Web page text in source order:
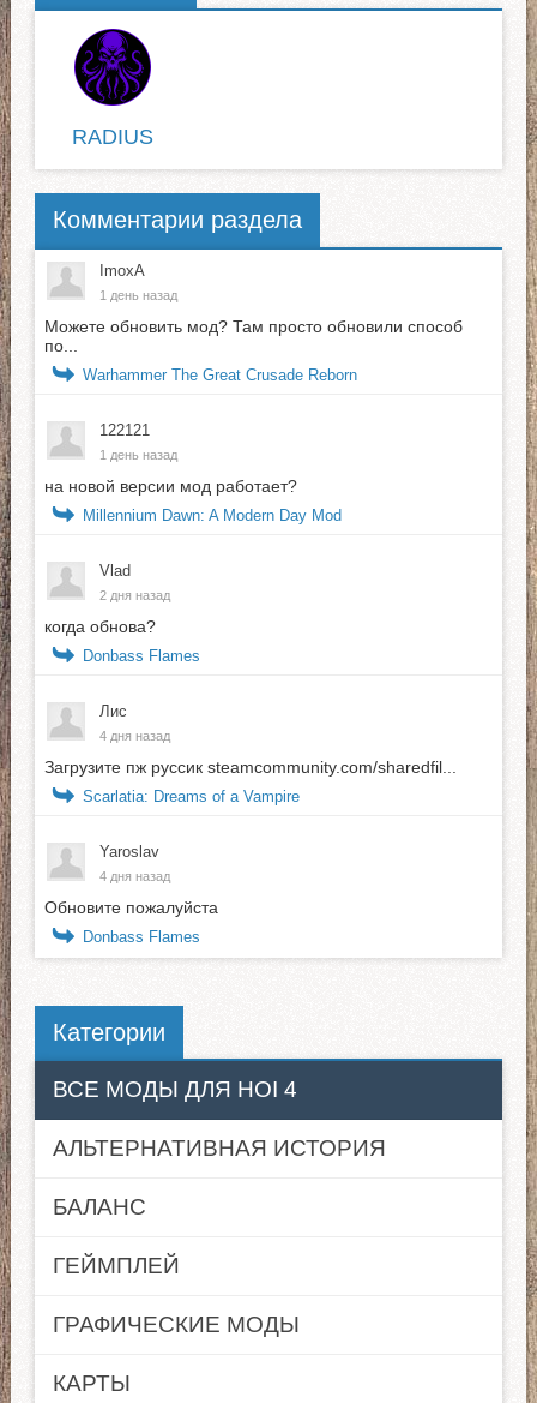
RADIUS
Комментарии раздела
ImoxA
1 день назад
Можете обновить мод? Там просто обновили способ
по...
Warhammer The Great Crusade Reborn
122121
1 день назад
на новой версии мод работает?
Millennium Dawn: A Modern Day Mod
Vlad
2 дня назад
когда обнова?
Donbass Flames
Лис
4 дня назад
Загрузите пж руссик steamcommunity.com/sharedfil...
Scarlatia: Dreams of a Vampire
Yaroslav
4 дня назад
Обновите пожалуйста
Donbass Flames
Категории
ВСЕ МОДЫ ДЛЯ HOI 4
АЛЬТЕРНАТИВНАЯ ИСТОРИЯ
БАЛАНС
ГЕЙМПЛЕЙ
ГРАФИЧЕСКИЕ МОДЫ
КАРТЫ